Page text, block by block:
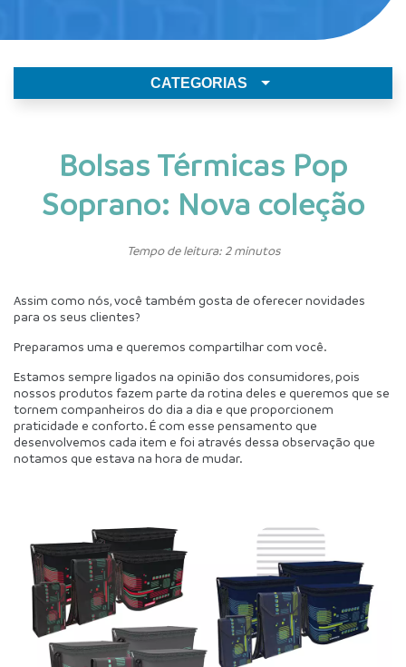
Bolsas Térmicas Pop
Soprano: Nova coleção
Tempo de leitura: 2 minutos
Assim como nós, você também gosta de oferecer novidades
para os seus clientes?
Preparamos uma e queremos compartilhar com você.
Estamos sempre ligados na opinião dos consumidores, pois
nossos produtos fazem parte da rotina deles e queremos que se
tornem companheiros do dia a dia e que proporcionem
praticidade e conforto. É com esse pensamento que
desenvolvemos cada item e foi através dessa observação que
notamos que estava na hora de mudar.
CATEGORIAS